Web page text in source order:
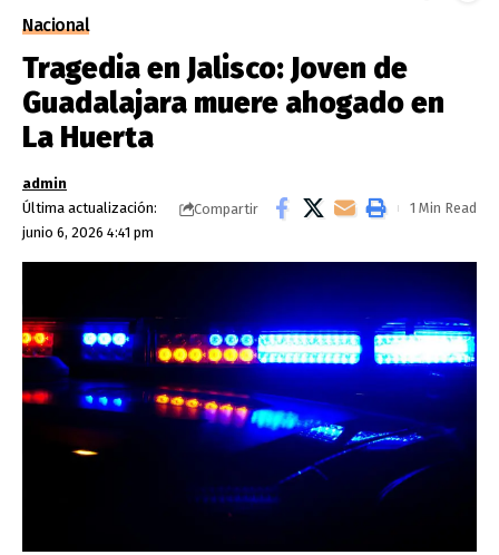
Nacional
Tragedia en Jalisco: Joven de
Guadalajara muere ahogado en
La Huerta
Última actualización:
junio 6, 2026 4:41 pm
admin
Compartir
1 Min Read